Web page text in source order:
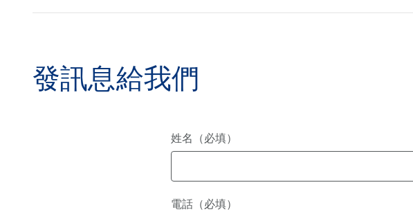
發訊息給我們
姓名（必填）
電話（必填）